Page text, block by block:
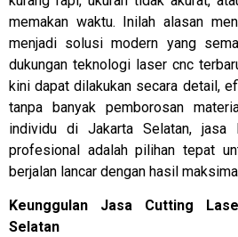
memakan waktu. Inilah alasan
menjadi solusi modern yang
dukungan teknologi laser cnc
kini dapat dilakukan secara detail,
tanpa banyak pemborosan
individu di Jakarta Selatan,
profesional adalah pilihan tepat
berjalan lancar dengan hasil
Keunggulan Jasa Cutting
Selatan